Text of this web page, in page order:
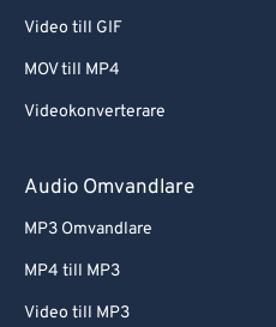
Video till GIF
MOV till MP4
Videokonverterare
Audio Omvandlare
MP3 Omvandlare
MP4 till MP3
Video till MP3